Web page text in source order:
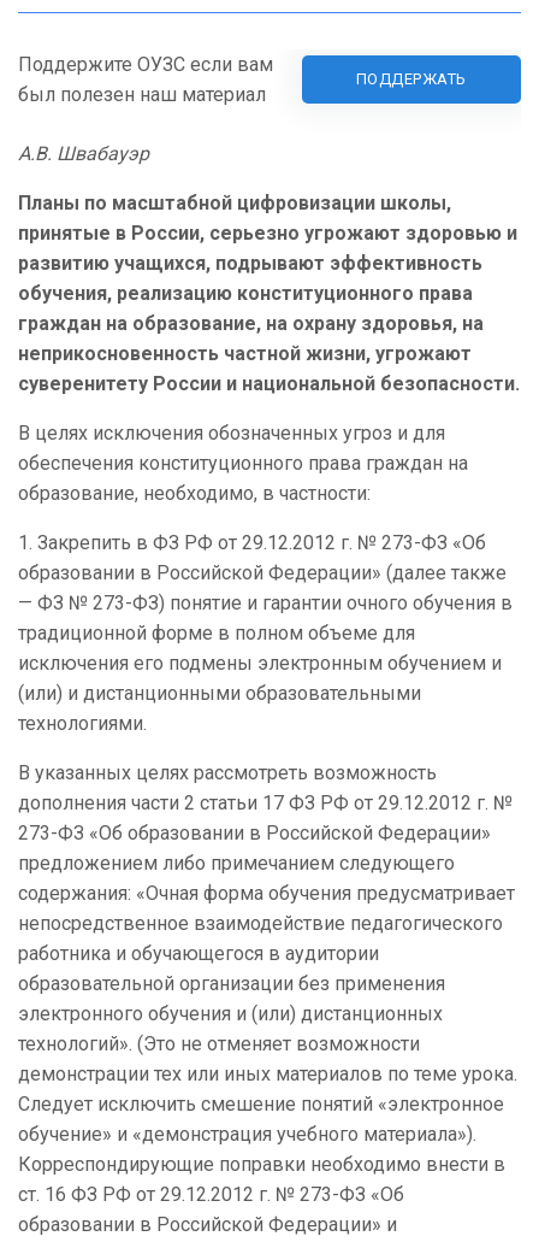
Поддержите ОУЗС если вам
был полезен наш материал
ПОДДЕРЖАТЬ
А.В. Швабауэр
Планы по масштабной цифровизации школы,
принятые в России, серьезно угрожают здоровью и
развитию учащихся, подрывают эффективность
обучения, реализацию конституционного права
граждан на образование, на охрану здоровья, на
неприкосновенность частной жизни, угрожают
суверенитету России и национальной безопасности.
В целях исключения обозначенных угроз и для
обеспечения конституционного права граждан на
образование, необходимо, в частности:
1. Закрепить в ФЗ РФ от 29.12.2012 г. № 273-ФЗ «Об
образовании в Российской Федерации» (далее также
— ФЗ № 273-ФЗ) понятие и гарантии очного обучения в
традиционной форме в полном объеме для
исключения его подмены электронным обучением и
(или) и дистанционными образовательными
технологиями.
В указанных целях рассмотреть возможность
дополнения части 2 статьи 17 ФЗ РФ от 29.12.2012 г. №
273-ФЗ «Об образовании в Российской Федерации»
предложением либо примечанием следующего
содержания: «Очная форма обучения предусматривает
непосредственное взаимодействие педагогического
работника и обучающегося в аудитории
образовательной организации без применения
электронного обучения и (или) дистанционных
технологий». (Это не отменяет возможности
демонстрации тех или иных материалов по теме урока.
Следует исключить смешение понятий «электронное
обучение» и «демонстрация учебного материала»).
Корреспондирующие поправки необходимо внести в
ст. 16 ФЗ РФ от 29.12.2012 г. № 273-ФЗ «Об
образовании в Российской Федерации» и